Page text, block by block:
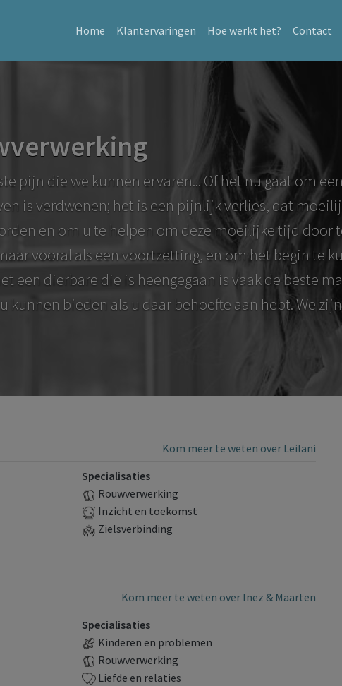
Home Klantervaringen Hoe werkt het? Contact
pijn die we kunnen ervaren... Of het nu gaat om
is verdwenen; het is een pijnlijk verlies, dat
en om u te helpen om deze moeilijke tijd door
vooral als een voortzetting, en om het begin te
een dierbare die is heengegaan is vaak de beste
bieden als u daar behoefte aan hebt. We
Kom meer te weten over Leilani
Specialisaties
Rouwverwerking
Inzicht en toekomst
Zielsverbinding
Kom meer te weten over Inez & Maarten
Specialisaties
Kinderen en problemen
Rouwverwerking
Liefde en relaties